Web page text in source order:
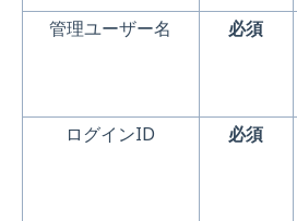
管理ユーザー名 必須
ログインID 必須